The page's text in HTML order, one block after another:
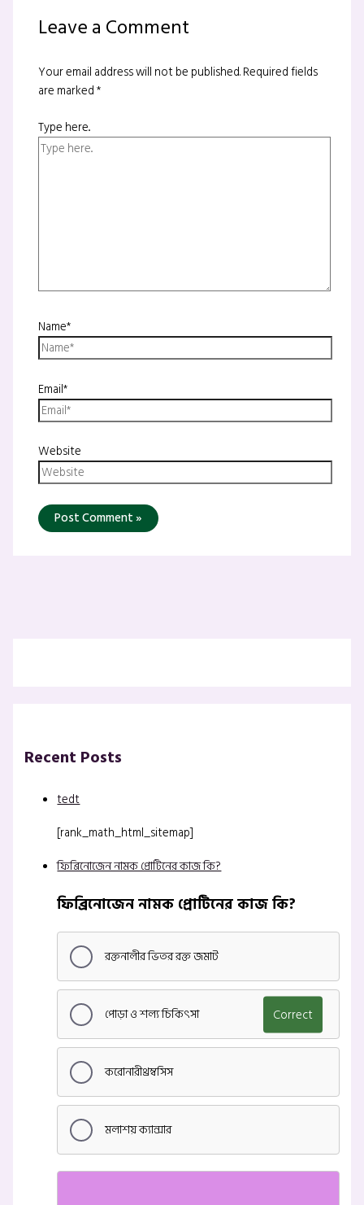
Leave a Comment
Your email address will not be published.Required fields
are marked*
Type here..
Name*
Email*
Website
Recent Posts
tedt
[rank_math_html_sitemap]
ফিব্রিনোজেন নামক প্রোটিনের কাজ কি?
ফিব্রিনোজেন নামক প্রোটিনের কাজ কি?
রক্তনালীর ভিতর রক্ত জমাট
পোড়া ও শল্য চিকিৎসা Correct
করোনারীথ্রম্বসিস
মলাশয় ক্যান্সার